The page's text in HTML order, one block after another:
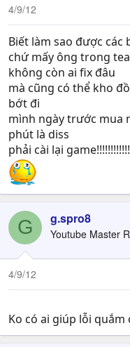
4/9/12
Biết làm sao được các
chứ mấy ông trong
không còn ai fix đâu
mà cũng có thể kho
bớt đi
mình ngày trước mua
phút là diss
phải cài lại
G g.spro8
Youtube Master
4/9/12
Ko có ai giúp lỗi quắm